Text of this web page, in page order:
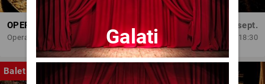
OPERA BRAȘOV ESTIVAL – SEARĂ DE OPERĂ – CONCERT EXTRAORDINAR
Opera Brasov
Sâm, 5 sept.
18:30
Balet
Galati